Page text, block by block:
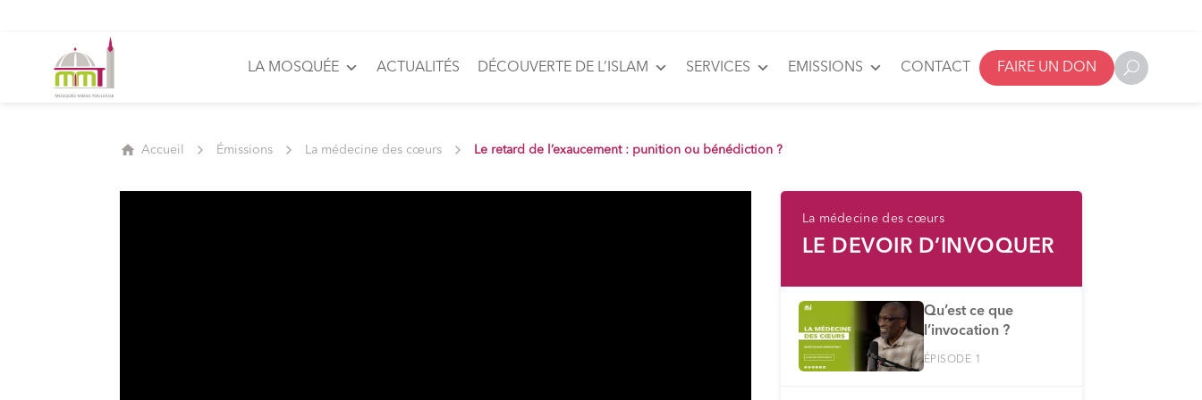
LA MOSQUÉE ACTUALITÉS DÉCOUVERTE DE L’ISLAM SERVICES EMISSIONS CONTACT FAIRE UN DON
Accueil Émissions La médecine des cœurs Le retard de l’exaucement : punition ou bénédiction ?
La médecine des cœurs
LE DEVOIR D’INVOQUER
Qu’est ce que
l’invocation ?
ÉPISODE 1